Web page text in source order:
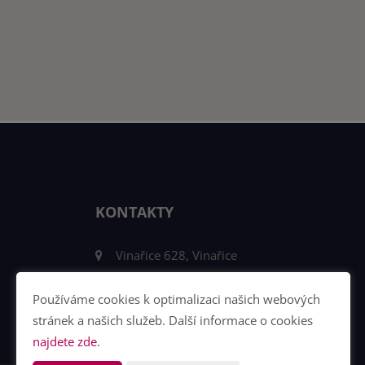
KONTAKTY
Vinařice 628, Vinařice
Telefon: +420 605 221 596
Používáme cookies k optimalizaci našich webových
stránek a našich služeb. Další informace o cookies
najdete zde.